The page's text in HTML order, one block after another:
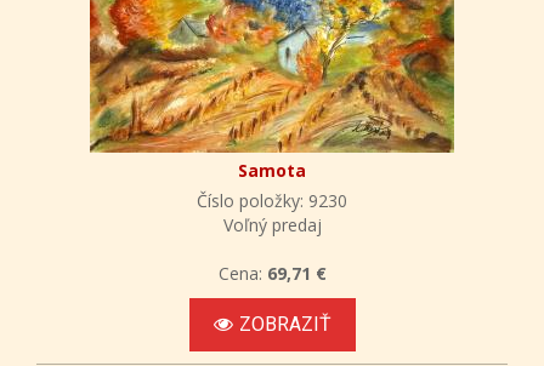
Samota
Číslo položky: 9230
Voľný predaj
Cena: 69,71 €
ZOBRAZIŤ